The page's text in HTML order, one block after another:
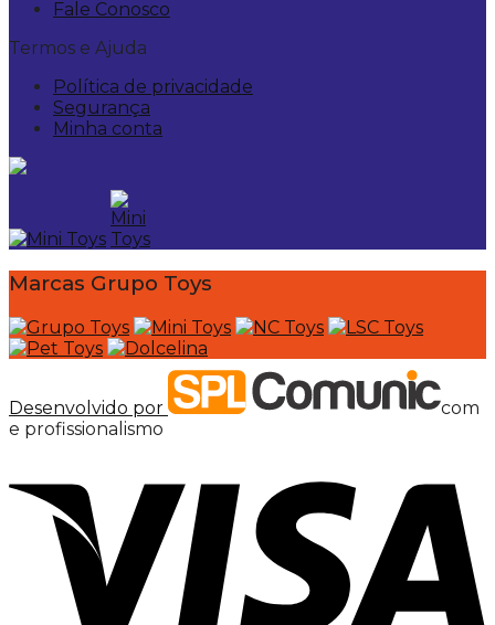
Fale Conosco
Termos e Ajuda
Política de privacidade
Segurança
Minha conta
Marcas Grupo Toys
Desenvolvido por
com
e profissionalismo